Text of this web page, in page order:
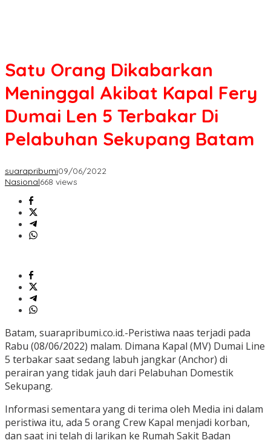
Satu Orang Dikabarkan
Meninggal Akibat Kapal Fery
Dumai Len 5 Terbakar Di
Pelabuhan Sekupang Batam
suarapribumi09/06/2022
Nasional668 views
Batam, suarapribumi.co.id.-Peristiwa naas terjadi pada
Rabu (08/06/2022) malam. Dimana Kapal (MV) Dumai Line
5 terbakar saat sedang labuh jangkar (Anchor) di
perairan yang tidak jauh dari Pelabuhan Domestik
Sekupang.
Informasi sementara yang di terima oleh Media ini dalam
peristiwa itu, ada 5 orang Crew Kapal menjadi korban,
dan saat ini telah di larikan ke Rumah Sakit Badan